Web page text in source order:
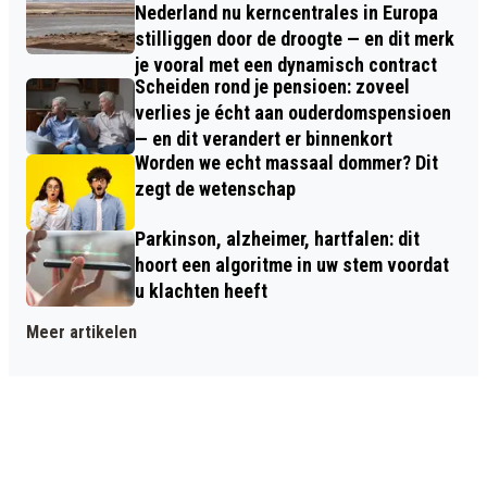
Nederland nu kerncentrales in Europa
stilliggen door de droogte — en dit merk
je vooral met een dynamisch contract
Scheiden rond je pensioen: zoveel
verlies je écht aan ouderdomspensioen
— en dit verandert er binnenkort
Worden we echt massaal dommer? Dit
zegt de wetenschap
Parkinson, alzheimer, hartfalen: dit
hoort een algoritme in uw stem voordat
u klachten heeft
Meer artikelen